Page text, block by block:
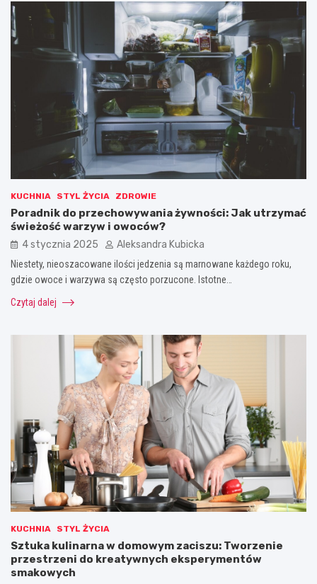
KUCHNIA STYL ŻYCIA ZDROWIE
Poradnik do przechowywania żywności: Jak utrzymać
świeżość warzyw i owoców?
4 stycznia 2025 Aleksandra Kubicka
Niestety, nieoszacowane ilości jedzenia są marnowane każdego roku,
gdzie owoce i warzywa są często porzucone. Istotne…
Czytaj dalej
KUCHNIA STYL ŻYCIA
Sztuka kulinarna w domowym zaciszu: Tworzenie
przestrzeni do kreatywnych eksperymentów
smakowych